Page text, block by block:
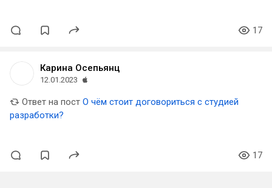
17
Карина Осепьянц
12.01.2023
Ответ на пост О чём стоит договориться с студией
разработки?
17